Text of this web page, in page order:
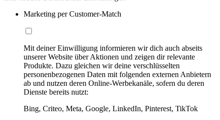
Marketing per Customer-Match
Mit deiner Einwilligung informieren wir dich auch abseits
unserer Website über Aktionen und zeigen dir relevante
Produkte. Dazu gleichen wir deine verschlüsselten
personenbezogenen Daten mit folgenden externen Anbietern
ab und nutzen deren Online-Werbekanäle, sofern du deren
Dienste bereits nutzt:
Bing, Criteo, Meta, Google, LinkedIn, Pinterest, TikTok